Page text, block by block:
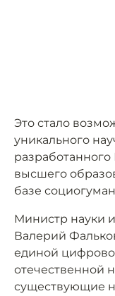
Это стало
уникального
высшего
базе
Министр науки
Валерий
единой
отечественной
существующие